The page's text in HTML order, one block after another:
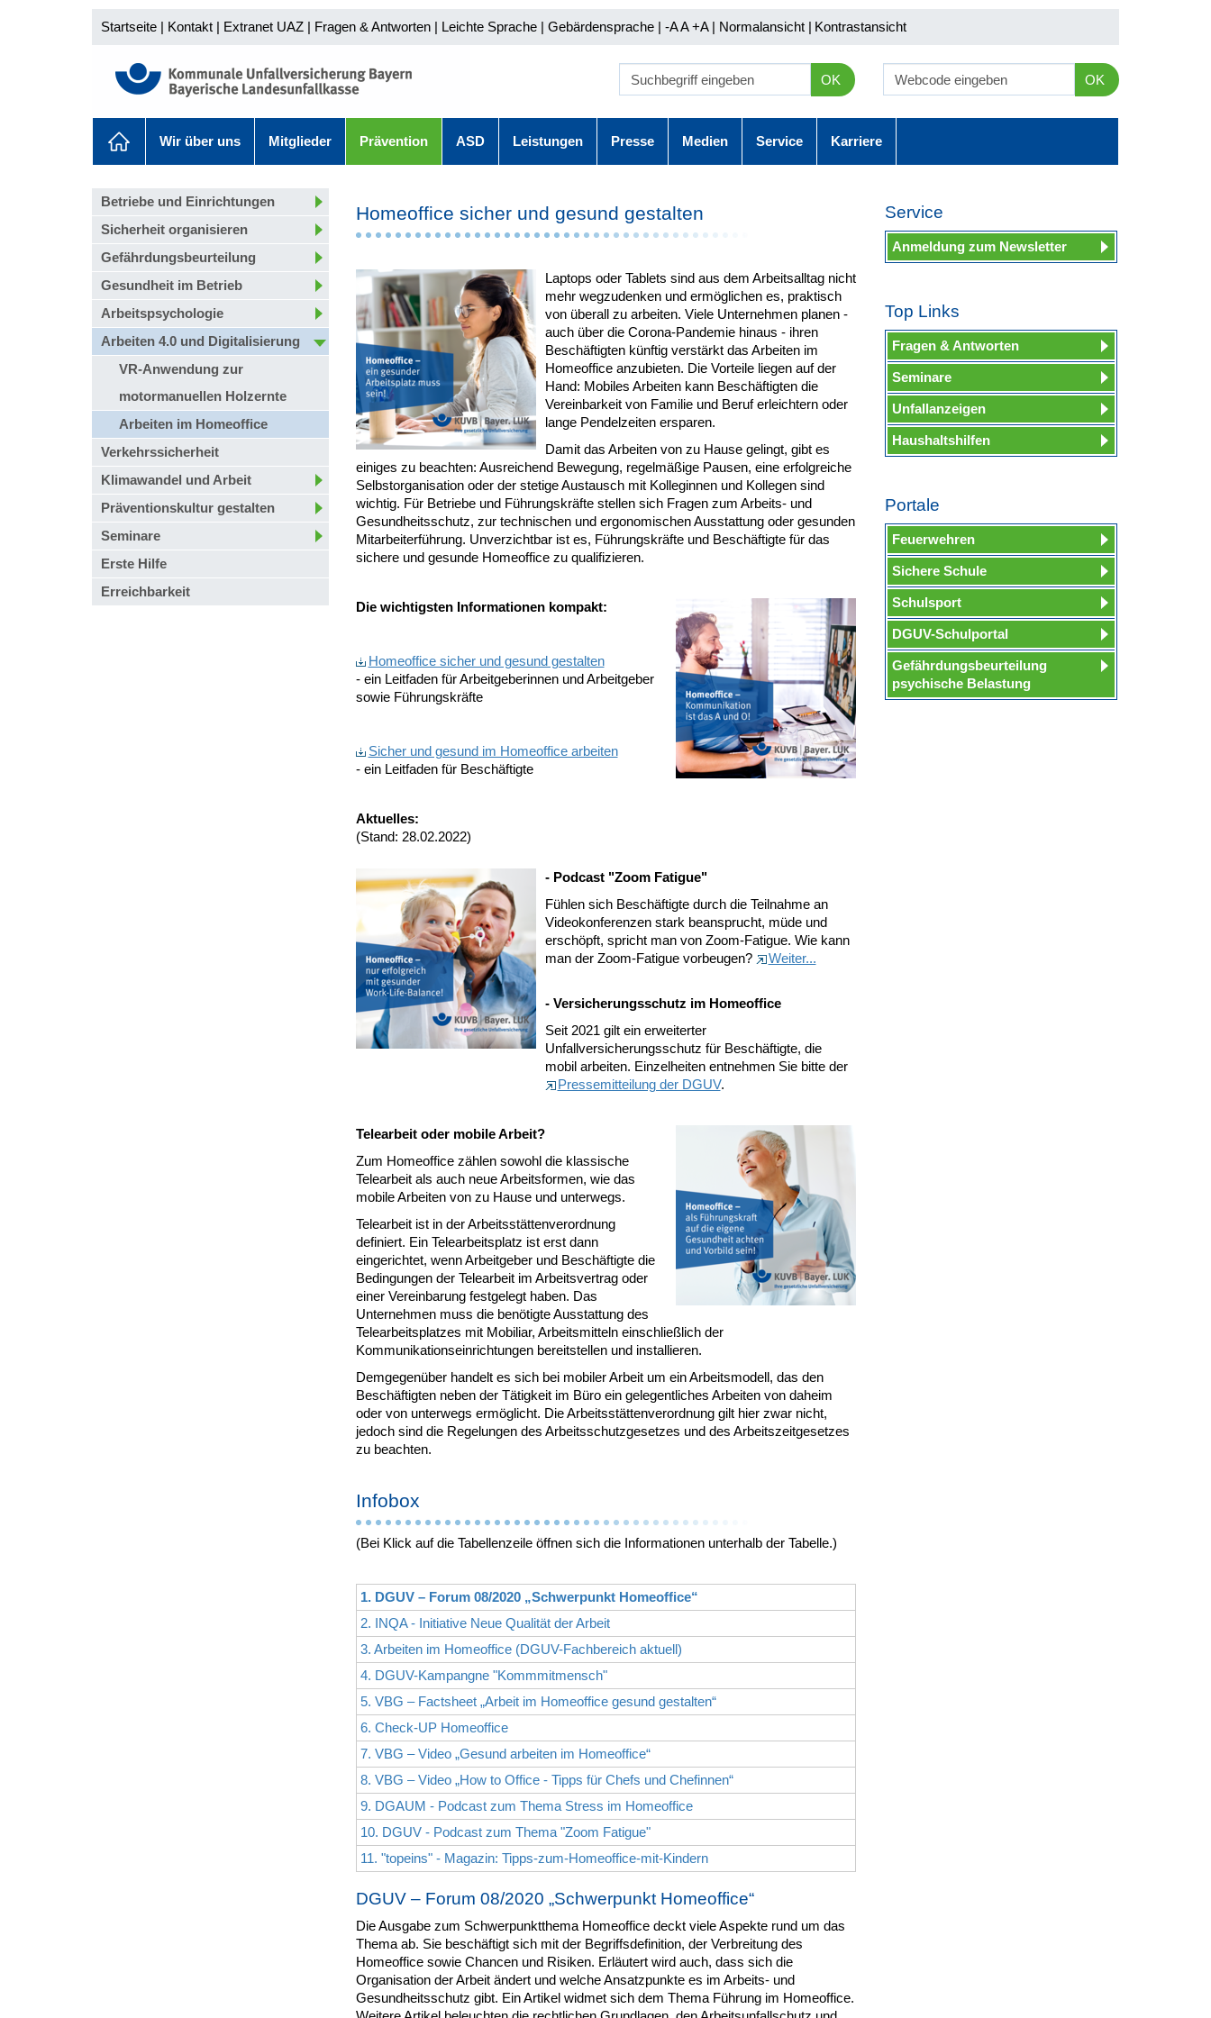
Startseite | Kontakt | Extranet UAZ | Fragen & Antworten | Leichte Sprache | Gebärdensprache | -A A+A | Normalansicht | Kontrastansicht
OK OK
Wir über uns Mitglieder Prävention ASD Leistungen Presse Medien Service Karriere
Betriebe und Einrichtungen
Sicherheit organisieren
Gefährdungsbeurteilung
Gesundheit im Betrieb
Arbeitspsychologie
Arbeiten 4.0 und Digitalisierung
VR-Anwendung zur
motormanuellen Holzernte
Arbeiten im Homeoffice
Verkehrssicherheit
Klimawandel und Arbeit
Präventionskultur gestalten
Seminare
Erste Hilfe
Erreichbarkeit
Homeoffice sicher und gesund gestalten
Laptops oder Tablets sind aus dem Arbeitsalltag nicht
mehr wegzudenken und ermöglichen es, praktisch
von überall zu arbeiten. Viele Unternehmen planen -
auch über die Corona-Pandemie hinaus - ihren
Beschäftigten künftig verstärkt das Arbeiten im
Homeoffice anzubieten. Die Vorteile liegen auf der
Hand: Mobiles Arbeiten kann Beschäftigten die
Vereinbarkeit von Familie und Beruf erleichtern oder
lange Pendelzeiten ersparen.
Damit das Arbeiten von zu Hause gelingt, gibt es
einiges zu beachten: Ausreichend Bewegung, regelmäßige Pausen, eine erfolgreiche
Selbstorganisation oder der stetige Austausch mit Kolleginnen und Kollegen sind
wichtig. Für Betriebe und Führungskräfte stellen sich Fragen zum Arbeits- und
Gesundheitsschutz, zur technischen und ergonomischen Ausstattung oder gesunden
Mitarbeiterführung. Unverzichtbar ist es, Führungskräfte und Beschäftigte für das
sichere und gesunde Homeoffice zu qualifizieren.
Die wichtigsten Informationen kompakt:
Homeoffice sicher und gesund gestalten
- ein Leitfaden für Arbeitgeberinnen und Arbeitgeber
sowie Führungskräfte
Sicher und gesund im Homeoffice arbeiten
- ein Leitfaden für Beschäftigte
Aktuelles:
(Stand: 28.02.2022)
- Podcast "Zoom Fatigue"
Fühlen sich Beschäftigte durch die Teilnahme an
Videokonferenzen stark beansprucht, müde und
erschöpft, spricht man von Zoom-Fatigue. Wie kann
man der Zoom-Fatigue vorbeugen?
Weiter...
- Versicherungsschutz im Homeoffice
Seit 2021 gilt ein erweiterter
Unfallversicherungsschutz für Beschäftigte, die
mobil arbeiten. Einzelheiten entnehmen Sie bitte der
Pressemitteilung der DGUV.
Telearbeit oder mobile Arbeit?
Zum Homeoffice zählen sowohl die klassische
Telearbeit als auch neue Arbeitsformen, wie das
mobile Arbeiten von zu Hause und unterwegs.
Telearbeit ist in der Arbeitsstättenverordnung
definiert. Ein Telearbeitsplatz ist erst dann
eingerichtet, wenn Arbeitgeber und Beschäftigte die
Bedingungen der Telearbeit im Arbeitsvertrag oder
einer Vereinbarung festgelegt haben. Das
Unternehmen muss die benötigte Ausstattung des
Telearbeitsplatzes mit Mobiliar, Arbeitsmitteln einschließlich der
Kommunikationseinrichtungen bereitstellen und installieren.
Demgegenüber handelt es sich bei mobiler Arbeit um ein Arbeitsmodell, das den
Beschäftigten neben der Tätigkeit im Büro ein gelegentliches Arbeiten von daheim
oder von unterwegs ermöglicht. Die Arbeitsstättenverordnung gilt hier zwar nicht,
jedoch sind die Regelungen des Arbeitsschutzgesetzes und des Arbeitszeitgesetzes
zu beachten.
Infobox
(Bei Klick auf die Tabellenzeile öffnen sich die Informationen unterhalb der Tabelle.)
1. DGUV – Forum 08/2020 „Schwerpunkt Homeoffice“
2. INQA - Initiative Neue Qualität der Arbeit
3. Arbeiten im Homeoffice (DGUV-Fachbereich aktuell)
4. DGUV-Kampangne "Kommmitmensch"
5. VBG – Factsheet „Arbeit im Homeoffice gesund gestalten“
6. Check-UP Homeoffice
7. VBG – Video „Gesund arbeiten im Homeoffice“
8. VBG – Video „How to Office - Tipps für Chefs und Chefinnen“
9. DGAUM - Podcast zum Thema Stress im Homeoffice
10. DGUV - Podcast zum Thema "Zoom Fatigue"
11. "topeins" - Magazin: Tipps-zum-Homeoffice-mit-Kindern
DGUV – Forum 08/2020 „Schwerpunkt Homeoffice“
Die Ausgabe zum Schwerpunktthema Homeoffice deckt viele Aspekte rund um das
Thema ab. Sie beschäftigt sich mit der Begriffsdefinition, der Verbreitung des
Homeoffice sowie Chancen und Risiken. Erläutert wird auch, dass sich die
Organisation der Arbeit ändert und welche Ansatzpunkte es im Arbeits- und
Gesundheitsschutz gibt. Ein Artikel widmet sich dem Thema Führung im Homeoffice.
Service
Anmeldung zum Newsletter
Top Links
Fragen & Antworten
Seminare
Unfallanzeigen
Haushaltshilfen
Portale
Feuerwehren
Sichere Schule
Schulsport
DGUV-Schulportal
Gefährdungsbeurteilung
psychische Belastung